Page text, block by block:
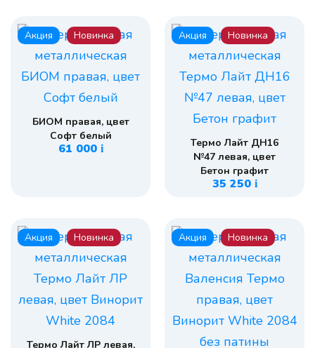
Акция Новинка
БИОМ правая, цвет
Софт белый
61 000 i
Акция Новинка
Термо Лайт ДН16
№47 левая, цвет
Бетон графит
35 250 i
Акция Новинка
Термо Лайт ЛР левая,
Акция Новинка